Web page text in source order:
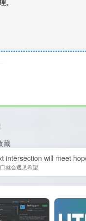
。
藏
intersection will meet
就会遇见希望